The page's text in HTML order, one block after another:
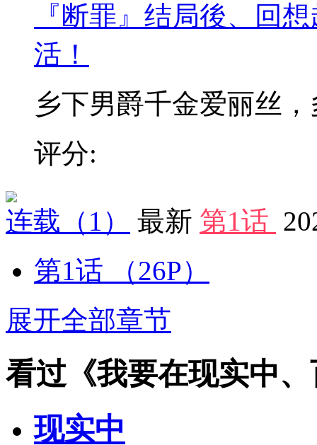
『断罪』结局後、回
活！
乡下男爵千金爱丽丝，
评分:
连载 （1） 最新 第1话
第1话
（26P）
展开全部章节
看过《我要在现实中
现实中